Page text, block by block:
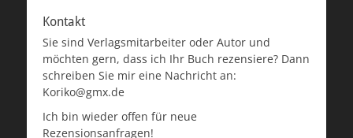
Kontakt
Sie sind Verlagsmitarbeiter oder Autor und
möchten gern, dass ich Ihr Buch rezensiere? Dann
schreiben Sie mir eine Nachricht an:
Koriko@gmx.de
Ich bin wieder offen für neue
Rezensionsanfragen!